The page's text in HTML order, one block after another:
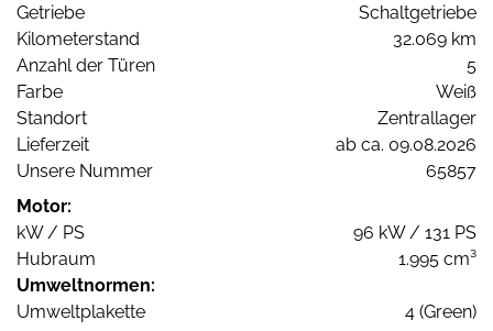
Getriebe
Schaltgetriebe
Kilometerstand
32.069 km
Anzahl der Türen
5
Farbe
Weiß
Standort
Zentrallager
Lieferzeit
ab ca. 09.08.2026
Unsere Nummer
65857
Motor:
kW / PS
96 kW / 131 PS
Hubraum
1.995 cm³
Umweltnormen:
Umweltplakette
4 (Green)